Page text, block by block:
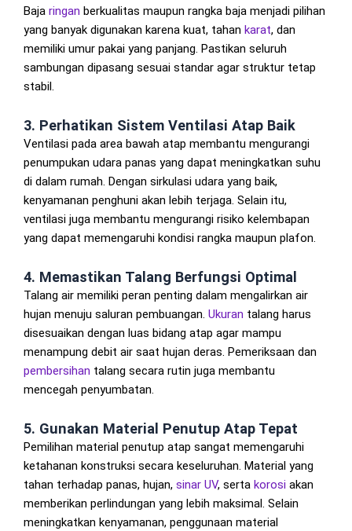
Baja ringan berkualitas maupun rangka baja menjadi pilihan
yang banyak digunakan karena kuat, tahan karat, dan
memiliki umur pakai yang panjang. Pastikan seluruh
sambungan dipasang sesuai standar agar struktur tetap
stabil.
3. Perhatikan Sistem Ventilasi Atap Baik
Ventilasi pada area bawah atap membantu mengurangi
penumpukan udara panas yang dapat meningkatkan suhu
di dalam rumah. Dengan sirkulasi udara yang baik,
kenyamanan penghuni akan lebih terjaga. Selain itu,
ventilasi juga membantu mengurangi risiko kelembapan
yang dapat memengaruhi kondisi rangka maupun plafon.
4. Memastikan Talang Berfungsi Optimal
Talang air memiliki peran penting dalam mengalirkan air
hujan menuju saluran pembuangan. Ukuran talang harus
disesuaikan dengan luas bidang atap agar mampu
menampung debit air saat hujan deras. Pemeriksaan dan
pembersihan talang secara rutin juga membantu
mencegah penyumbatan.
5. Gunakan Material Penutup Atap Tepat
Pemilihan material penutup atap sangat memengaruhi
ketahanan konstruksi secara keseluruhan. Material yang
tahan terhadap panas, hujan, sinar UV, serta korosi akan
memberikan perlindungan yang lebih maksimal. Selain
meningkatkan kenyamanan, penggunaan material